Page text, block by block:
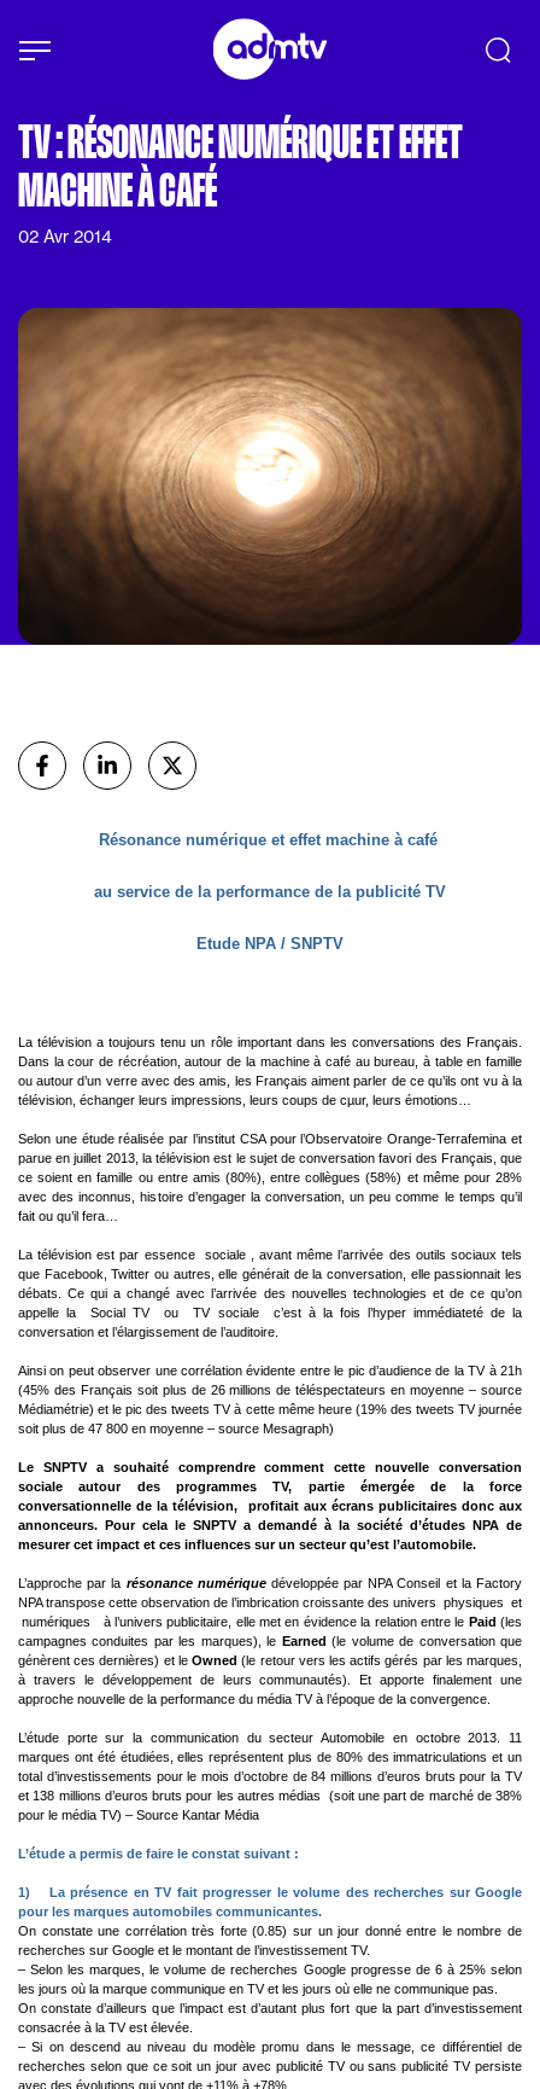
Aller au contenu principal
TV : RÉSONANCE NUMÉRIQUE ET EFFET
MACHINE À CAFÉ
02 Avr 2014
Partager
sur Facebook
sur Linkedinsur X (Twitter)
Résonance numérique et effet machine à café
au service de la performance de la publicité TV
Etude NPA / SNPTV
La télévision a toujours tenu un rôle important dans les conversations des Français.
Dans la cour de récréation, autour de la machine à café au bureau, à table en famille
ou autour d’un verre avec des amis, les Français aiment parler de ce qu’ils ont vu à la
télévision, échanger leurs impressions, leurs coups de cµur, leurs émotions…
Selon une étude réalisée par l’institut CSA pour l’Observatoire Orange-Terrafemina et
parue en juillet 2013, la télévision est le sujet de conversation favori des Français, que
ce soient en famille ou entre amis (80%), entre collègues (58%) et même pour 28%
avec des inconnus, histoire d’engager la conversation, un peu comme le temps qu’il
fait ou qu’il fera…
La télévision est par essence  sociale , avant même l’arrivée des outils sociaux tels
que Facebook, Twitter ou autres, elle générait de la conversation, elle passionnait les
débats. Ce qui a changé avec l’arrivée des nouvelles technologies et de ce qu’on
appelle la  Social TV  ou  TV sociale  c’est à la fois l’hyper immédiateté de la
conversation et l’élargissement de l’auditoire.
Ainsi on peut observer une corrélation évidente entre le pic d’audience de la TV à 21h
(45% des Français soit plus de 26 millions de téléspectateurs en moyenne – source
Médiamétrie) et le pic des tweets TV à cette même heure (19% des tweets TV journée
soit plus de 47 800 en moyenne – source Mesagraph)
Le SNPTV a souhaité comprendre comment cette nouvelle conversation
sociale autour des programmes TV, partie émergée de la force
conversationnelle de la télévision, profitait aux écrans publicitaires donc aux
annonceurs. Pour cela le SNPTV a demandé à la société d’études NPA de
mesurer cet impact et ces influences sur un secteur qu’est l’automobile.
L’approche par la résonance numériquedéveloppée par NPA Conseil et la Factory
NPA transpose cette observation de l’imbrication croissante des univers  physiques  et
 numériques  à l’univers publicitaire, elle met en évidence la relation entre le Paid (les
campagnes conduites par les marques), le Earned(le volume de conversation que
génèrent ces dernières) et leOwned (le retour vers les actifs gérés par les marques,
à travers le développement de leurs communautés). Et apporte finalement une
approche nouvelle de la performance du média TV à l’époque de la convergence.
L’étude porte sur la communication du secteur Automobile en octobre 2013. 11
marques ont été étudiées, elles représentent plus de 80% des immatriculations et un
total d’investissements pour le mois d’octobre de 84 millions d’euros bruts pour la TV
et 138 millions d’euros bruts pour les autres médias (soit une part de marché de 38%
pour le média TV) – Source Kantar Média
L’étude a permis de faire le constat suivant :
1)
La présence en TV fait progresser le volume des recherches sur Google
pour les marques automobiles communicantes.
On constate une corrélation très forte (0.85) sur un jour donné entre le nombre de
recherches sur Google et le montant de l’investissement TV.
– Selon les marques, le volume de recherches Google progresse de 6 à 25% selon
les jours où la marque communique en TV et les jours où elle ne communique pas.
On constate d’ailleurs que l’impact est d’autant plus fort que la part d’investissement
consacrée à la TV est élevée.
– Si on descend au niveau du modèle promu dans le message, ce différentiel de
recherches selon que ce soit un jour avec publicité TV ou sans publicité TV persiste
avec des évolutions qui vont de +11% à +78%.
Panneau de gestion des cookies